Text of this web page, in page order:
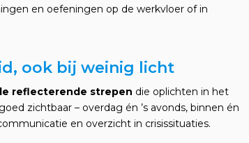
en oefeningen op de werkvloer of in
ook bij weinig licht
reflecterende strepen die oplichten in het
zichtbaar – overdag én ’s avonds, binnen én
en overzicht in crisissituaties.